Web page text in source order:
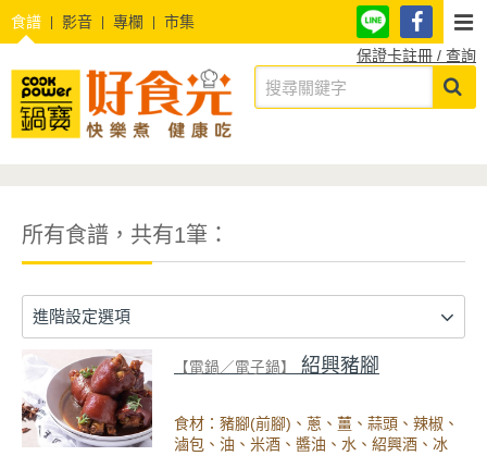
食譜 影音 專欄
市集
保證卡註冊 / 查詢
所有食譜，共有1筆：
進階設定選項
【電鍋／電子鍋】 紹興豬腳
食材：豬腳(前腳)、蔥、薑、蒜頭、辣椒、
滷包、油、米酒、醬油、水、紹興酒、冰